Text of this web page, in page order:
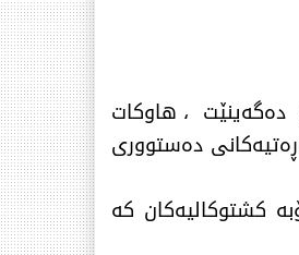
دەگەینێت ، هاوكات
دەستووری
كشتوكالیەكان كە